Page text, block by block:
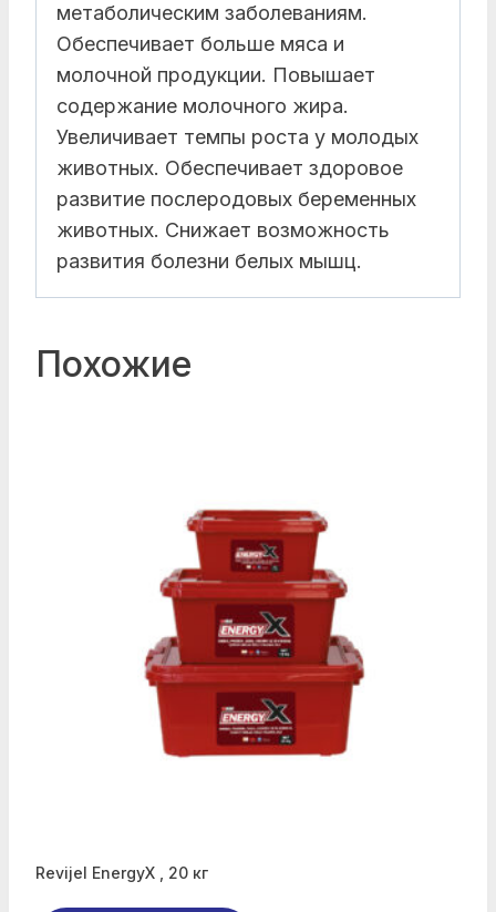
метаболическим заболеваниям.
Обеспечивает больше мяса и
молочной продукции. Повышает
содержание молочного жира.
Увеличивает темпы роста у молодых
животных. Обеспечивает здоровое
развитие послеродовых беременных
животных. Снижает возможность
развития болезни белых мышц.
Похожие
Revijel EnergyX , 20 кг